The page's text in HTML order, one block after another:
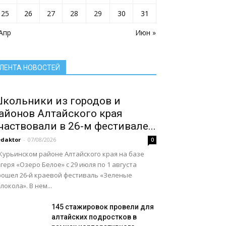
Июн »
25
26 27 28 29 30 31
ЛЕНТА НОВОСТЕЙ
Сельское хозяйство Алтайского края
Служу России
Смоленский район
Социальная сфера Алтайского края
из городов и
Алтайского края
в 26-м фестивале...
- 07/08/2026 0
районе Алтайского края на базе
«Озеро Белое» с 29 июля по 1 августа
26‑й краевой фестиваль «Зеленые
В нем...
145 стажировок провели для
алтайских подростков в